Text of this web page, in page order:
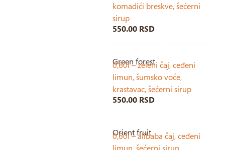
komadići breskve, šećerni
sirup
550.00 RSD
Green forest
0,60l – zeleni čaj, ceđeni
limun, šumsko voće,
krastavac, šećerni sirup
550.00 RSD
Orient fruit
0,60l – alibaba čaj, ceđeni